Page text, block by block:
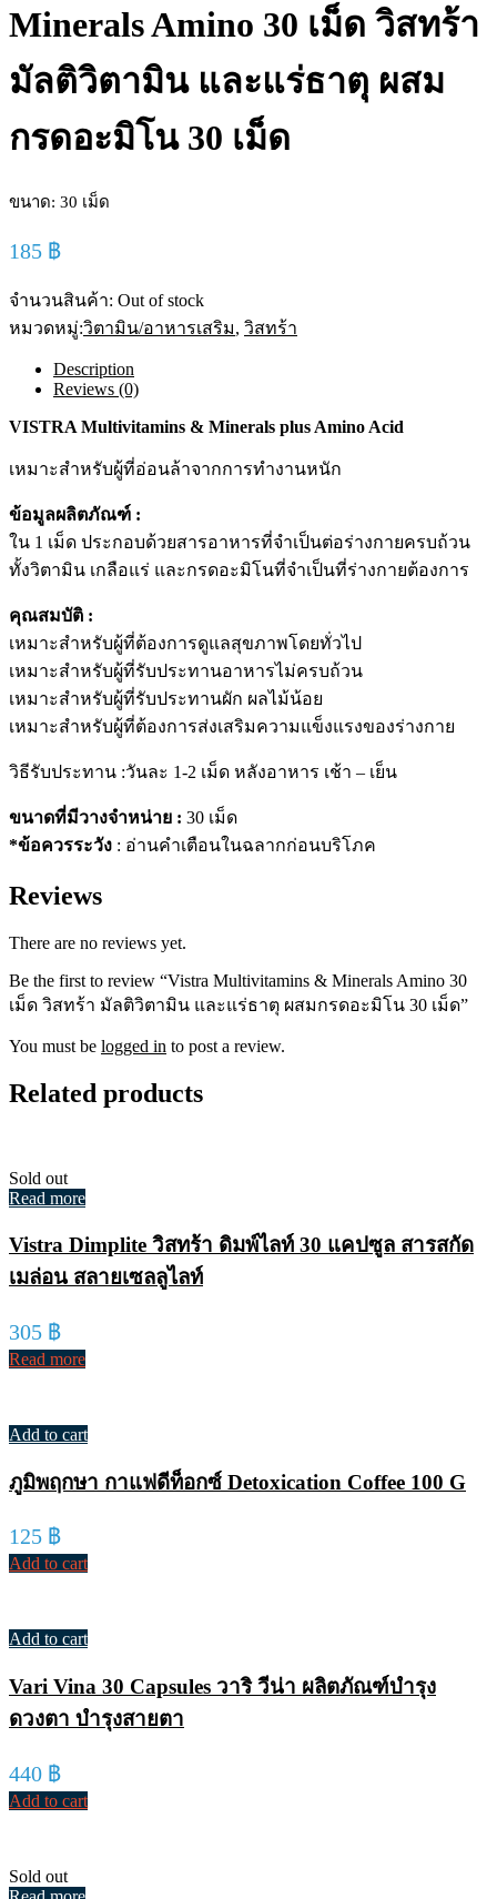
Minerals Amino 30 เม็ด วิสทร้า
มัลติวิตามิน และแร่ธาตุ ผสม
กรดอะมิโน 30 เม็ด
ขนาด: 30 เม็ด
185 ฿
จำนวนสินค้า: Out of stock
หมวดหมู่:วิตามิน/อาหารเสริม, วิสทร้า
Description
Reviews (0)
VISTRA Multivitamins & Minerals plus Amino Acid
เหมาะสำหรับผู้ที่อ่อนล้าจากการทำงานหนัก
ข้อมูลผลิตภัณฑ์ :
ใน 1 เม็ด ประกอบด้วยสารอาหารที่จำเป็นต่อร่างกายครบถ้วน
ทั้งวิตามิน เกลือแร่ และกรดอะมิโนที่จำเป็นที่ร่างกายต้องการ
คุณสมบัติ :
เหมาะสำหรับผู้ที่ต้องการดูแลสุขภาพโดยทั่วไป
เหมาะสำหรับผู้ที่รับประทานอาหารไม่ครบถ้วน
เหมาะสำหรับผู้ที่รับประทานผัก ผลไม้น้อย
เหมาะสำหรับผู้ที่ต้องการส่งเสริมความแข็งแรงของร่างกาย
วิธีรับประทาน :วันละ 1-2 เม็ด หลังอาหาร เช้า – เย็น
ขนาดที่มีวางจำหน่าย : 30 เม็ด
*ข้อควรระวัง : อ่านคำเตือนในฉลากก่อนบริโภค
Reviews
There are no reviews yet.
Be the first to review “Vistra Multivitamins & Minerals Amino 30
เม็ด วิสทร้า มัลติวิตามิน และแร่ธาตุ ผสมกรดอะมิโน 30 เม็ด”
You must be logged in to post a review.
Related products
Sold out
Read more
Vistra Dimplite วิสทร้า ดิมพ์ไลท์ 30 แคปซูล สารสกัด
เมล่อน สลายเซลลูไลท์
305 ฿
Read more
Add to cart
ภูมิพฤกษา กาแฟดีท็อกซ์ Detoxication Coffee 100 G
125 ฿
Add to cart
Add to cart
Vari Vina 30 Capsules วาริ วีน่า ผลิตภัณฑ์บำรุง
ดวงตา บำรุงสายตา
440 ฿
Add to cart
Sold out